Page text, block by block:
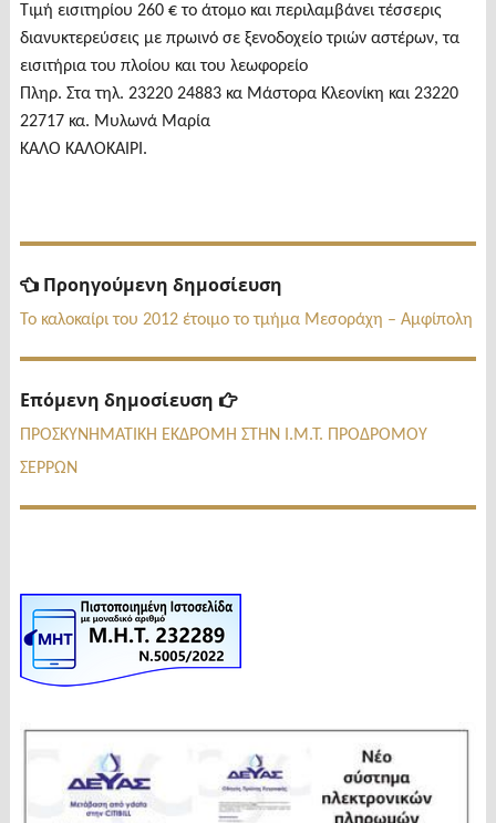
Τιμή εισιτηρίου 260 € το άτομο και περιλαμβάνει τέσσερις
διανυκτερεύσεις με πρωινό σε ξενοδοχείο τριών αστέρων, τα
εισιτήρια του πλοίου και του λεωφορείο
Πληρ. Στα τηλ. 23220 24883 κα Μάστορα Κλεονίκη και 23220
22717 κα. Μυλωνά Μαρία
ΚΑΛΟ ΚΑΛΟΚΑΙΡΙ.
Πλοήγηση
άρθρων
Προηγούμενη δημοσίευσηΠροηγούμενη
δημοσίευση:
Το καλοκαίρι του 2012 έτοιμο το τμήμα Μεσοράχη – Αμφίπολη
Επόμενη δημοσίευση
Επόμενη
δημοσίευση:
ΠΡΟΣΚΥΝΗΜΑΤΙΚΗ ΕΚΔΡΟΜΗ ΣΤΗΝ Ι.Μ.Τ. ΠΡΟΔΡΟΜΟΥ
ΣΕΡΡΩΝ